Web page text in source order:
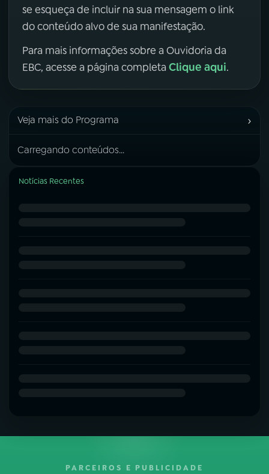
se esqueça de incluir na sua mensagem o link
do conteúdo alvo de sua manifestação.
Para mais informações sobre a Ouvidoria da
EBC, acesse a página completa Clique aqui.
Veja mais do Programa ›
Carregando conteúdos...
Notícias Recentes
PARCEIROS E PUBLICIDADE